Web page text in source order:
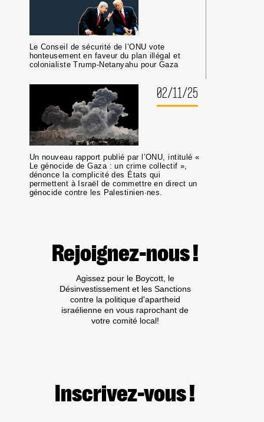
Le Conseil de sécurité de l’ONU vote
honteusement en faveur du plan illégal et
colonialiste Trump-Netanyahu pour Gaza
02/11/25
Un nouveau rapport publié par l’ONU, intitulé «
Le génocide de Gaza : un crime collectif »,
dénonce la complicité des États qui
permettent à Israël de commettre en direct un
génocide contre les Palestinien·nes.
Rejoignez-nous !
Agissez pour le Boycott, le
Désinvestissement et les Sanctions
contre la politique d'apartheid
israélienne en vous raprochant de
votre comité local!
Inscrivez-vous !